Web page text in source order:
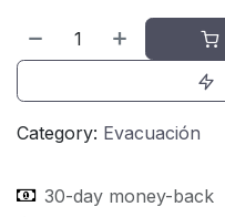
Category: Evacuación
30-day money-back